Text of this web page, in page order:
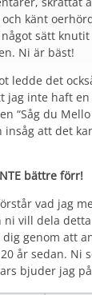
känt
sätt
Ni är bäst!
ledde det
jag inte haft en
“Såg du
att det
bättre förr!
vad jag
ni vill dela
genom att
år sedan. Ni
bjuder jag